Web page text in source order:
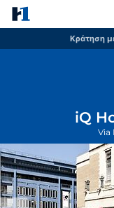
Κράτηση
iQ
Via